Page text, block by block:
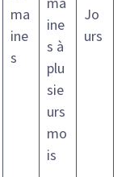
ma
ine
s
ine
s à
plu
sie
urs
mo
is
Jo
urs